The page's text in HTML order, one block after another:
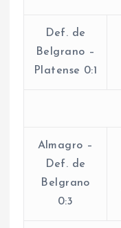
Def. de
Belgrano –
Platense 0:1
Almagro –
Def. de
Belgrano
0:3